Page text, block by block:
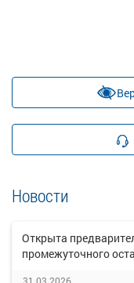
Новости
Открыта
промежуточного